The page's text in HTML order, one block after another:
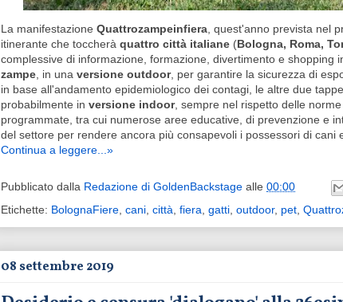
La manifestazione Quattrozampeinfiera, quest'anno prevista nel
itinerante che toccherà quattro città italiane (Bologna, Roma,
complessive di informazione, formazione, divertimento e shopping
zampe, in una versione outdoor, per garantire la sicurezza di
in base all'andamento epidemiologico dei contagi, le altre due
probabilmente in versione indoor, sempre nel rispetto delle
programmate, tra cui numerose aree educative, di prevenzione e
del settore per rendere ancora più consapevoli i possessori di cani
Continua a leggere...»
Pubblicato dalla Redazione di GoldenBackstage alle 00:00
Etichette: BolognaFiere, cani, città, fiera, gatti, outdoor, pet,
08 settembre 2019